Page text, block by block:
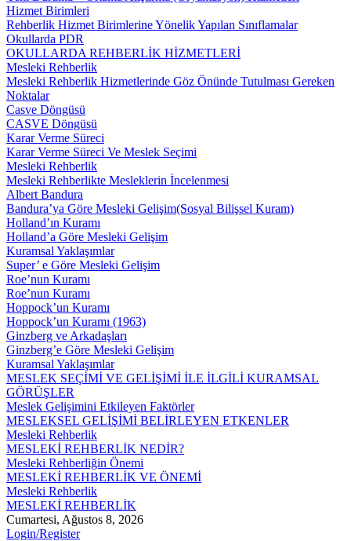
Hizmet Birimleri
Rehberlik Hizmet Birimlerine Yönelik Yapılan Sınıflamalar
Okullarda PDR
OKULLARDA REHBERLİK HİZMETLERİ
Mesleki Rehberlik
Mesleki Rehberlik Hizmetlerinde Göz Önünde Tutulması Gereken
Noktalar
Casve Döngüsü
CASVE Döngüsü
Karar Verme Süreci
Karar Verme Süreci Ve Meslek Seçimi
Mesleki Rehberlik
Mesleki Rehberlikte Mesleklerin İncelenmesi
Albert Bandura
Bandura’ya Göre Mesleki Gelişim(Sosyal Bilişsel Kuram)
Holland’ın Kuramı
Holland’a Göre Mesleki Gelişim
Kuramsal Yaklaşımlar
Super’ e Göre Mesleki Gelişim
Roe’nun Kuramı
Roe’nun Kuramı
Hoppock’un Kuramı
Hoppock’un Kuramı (1963)
Ginzberg ve Arkadaşları
Ginzberg’e Göre Mesleki Gelişim
Kuramsal Yaklaşımlar
MESLEK SEÇİMİ VE GELİŞİMİ İLE İLGİLİ KURAMSAL
GÖRÜŞLER
Meslek Gelişimini Etkileyen Faktörler
MESLEKSEL GELİŞİMİ BELİRLEYEN ETKENLER
Mesleki Rehberlik
MESLEKİ REHBERLİK NEDİR?
Mesleki Rehberliğin Önemi
MESLEKİ REHBERLİK VE ÖNEMİ
Mesleki Rehberlik
MESLEKİ REHBERLİK
Cumartesi, Ağustos 8, 2026
Login/Register